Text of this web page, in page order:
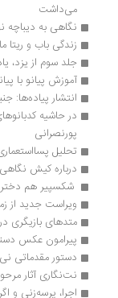
م‍ی‌داش‍ت‌
نگاهی به دیباچه نوین
زندگی باب و ریتا
جلد سوم از یزد، یادگار
آموزش پیانو با پیانیسیمو
انتشار پیاده‌ها: جنبش
پورنصرانی
تحلیل پسااستعماری 10 فیلم مشهور سینمای ایران
درباره کیش نگاهی دیگر
شکسپیر هم دختر از آب
ویراست جدید از زمینه
متدهای بازیگری در مرجع
پیرامون عکس
دستور مقدماتی نی به
نت‌نگاری آثار مرحوم
اجرا، پرسه‌زنی و اگر به